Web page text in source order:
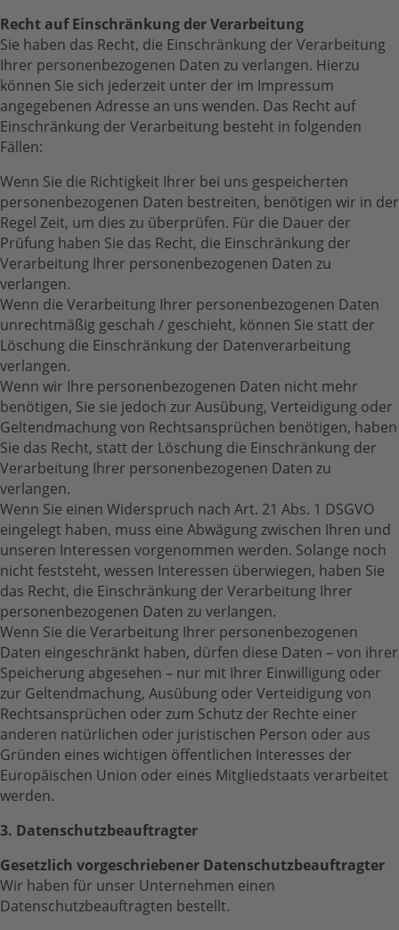
Recht auf Einschränkung der Verarbeitung
Sie haben das Recht, die Einschränkung der Verarbeitung
Ihrer personenbezogenen Daten zu verlangen. Hierzu
können Sie sich jederzeit unter der im Impressum
angegebenen Adresse an uns wenden. Das Recht auf
Einschränkung der Verarbeitung besteht in folgenden
Fällen:
Wenn Sie die Richtigkeit Ihrer bei uns gespeicherten
personenbezogenen Daten bestreiten, benötigen wir in der
Regel Zeit, um dies zu überprüfen. Für die Dauer der
Prüfung haben Sie das Recht, die Einschränkung der
Verarbeitung Ihrer personenbezogenen Daten zu
verlangen.
Wenn die Verarbeitung Ihrer personenbezogenen Daten
unrechtmäßig geschah / geschieht, können Sie statt der
Löschung die Einschränkung der Datenverarbeitung
verlangen.
Wenn wir Ihre personenbezogenen Daten nicht mehr
benötigen, Sie sie jedoch zur Ausübung, Verteidigung oder
Geltendmachung von Rechtsansprüchen benötigen, haben
Sie das Recht, statt der Löschung die Einschränkung der
Verarbeitung Ihrer personenbezogenen Daten zu
verlangen.
Wenn Sie einen Widerspruch nach Art. 21 Abs. 1 DSGVO
eingelegt haben, muss eine Abwägung zwischen Ihren und
unseren Interessen vorgenommen werden. Solange noch
nicht feststeht, wessen Interessen überwiegen, haben Sie
das Recht, die Einschränkung der Verarbeitung Ihrer
personenbezogenen Daten zu verlangen.
Wenn Sie die Verarbeitung Ihrer personenbezogenen
Daten eingeschränkt haben, dürfen diese Daten – von ihrer
Speicherung abgesehen – nur mit Ihrer Einwilligung oder
zur Geltendmachung, Ausübung oder Verteidigung von
Rechtsansprüchen oder zum Schutz der Rechte einer
anderen natürlichen oder juristischen Person oder aus
Gründen eines wichtigen öffentlichen Interesses der
Europäischen Union oder eines Mitgliedstaats verarbeitet
werden.
3. Datenschutzbeauftragter
Gesetzlich vorgeschriebener Datenschutzbeauftragter
Wir haben für unser Unternehmen einen
Datenschutzbeauftragten bestellt.